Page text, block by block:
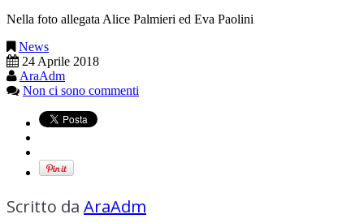
Nella foto allegata Alice Palmieri ed Eva Paolini
News
24 Aprile 2018
AraAdm
Non ci sono commenti
Scritto da AraAdm